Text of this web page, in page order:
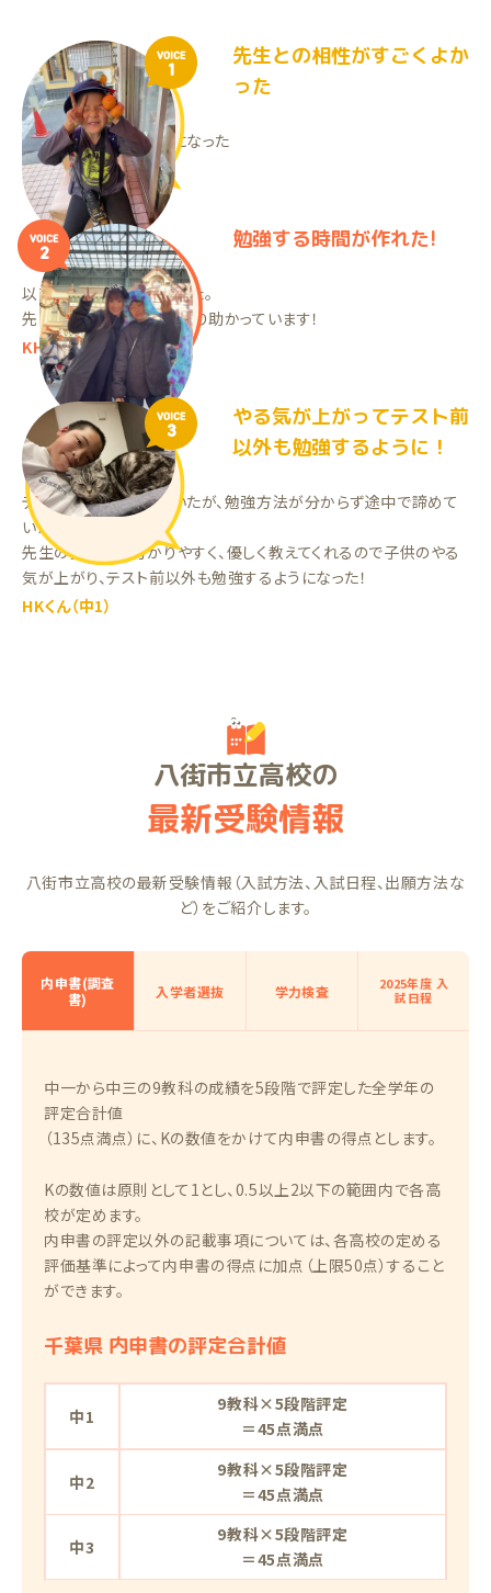
VOICE
1
先生との相性がすごくよか
った
勉強を理解できるようになった
RNくん（小1）
VOICE
2
勉強する時間が作れた!
以前は母が教えていました。
先生はよく対応してくださり助かっています！
KHくん（中2）
VOICE
3
やる気が上がってテスト前
以外も勉強するように！
テスト前だけ勉強していたが、勉強方法が分からず途中で諦めて
いた。
先生の教え方が分かりやすく、優しく教えてくれるので子供のやる
気が上がり、テスト前以外も勉強するようになった！
HKくん（中1）
八街市立高校の
最新受験情報
八街市立高校の最新受験情報（入試方法、入試日程、出願方法な
ど）をご紹介します。
内申書(調査
書)
入学者選抜 学力検査
2025年度 入
試日程
中一から中三の9教科の成績を5段階で評定した全学年の
評定合計値
（135点満点）に、Kの数値をかけて内申書の得点とします。
Kの数値は原則として1とし、0.5以上2以下の範囲内で各高
校が定めます。
内申書の評定以外の記載事項については、各高校の定める
評価基準によって内申書の得点に加点（上限50点）すること
ができます。
千葉県 内申書の評定合計値
中1
中2
中3
9教科×5段階評定
＝45点満点
9教科×5段階評定
＝45点満点
9教科×5段階評定
＝45点満点